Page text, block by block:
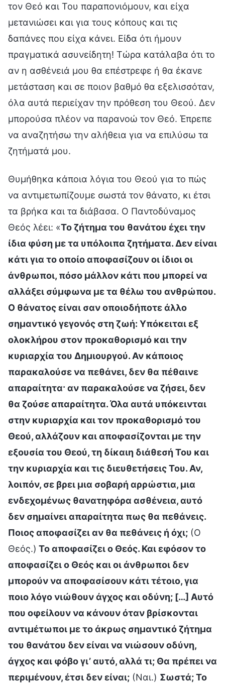
τον Θεό και Του παραπονιόμουν, και είχα
μετανιώσει και για τους κόπους και τις
δαπάνες που είχα κάνει. Είδα ότι ήμουν
πραγματικά ασυνείδητη! Τώρα κατάλαβα ότι το
αν η ασθένειά μου θα επέστρεφε ή θα έκανε
μετάσταση και σε ποιον βαθμό θα εξελισσόταν,
όλα αυτά περιείχαν την πρόθεση του Θεού. Δεν
μπορούσα πλέον να παρανοώ τον Θεό. Έπρεπε
να αναζητήσω την αλήθεια για να επιλύσω τα
ζητήματά μου.
Θυμήθηκα κάποια λόγια του Θεού για το πώς
να αντιμετωπίζουμε σωστά τον θάνατο, κι έτσι
τα βρήκα και τα διάβασα. Ο Παντοδύναμος
Θεός λέει: «Το ζήτημα του θανάτου έχει την
ίδια φύση με τα υπόλοιπα ζητήματα. Δεν είναι
κάτι για το οποίο αποφασίζουν οι ίδιοι οι
άνθρωποι, πόσο μάλλον κάτι που μπορεί να
αλλάξει σύμφωνα με τα θέλω του ανθρώπου.
Ο θάνατος είναι σαν οποιοδήποτε άλλο
σημαντικό γεγονός στη ζωή: Υπόκειται εξ
ολοκλήρου στον προκαθορισμό και την
κυριαρχία του Δημιουργού. Αν κάποιος
παρακαλούσε να πεθάνει, δεν θα πέθαινε
απαραίτητα· αν παρακαλούσε να ζήσει, δεν
θα ζούσε απαραίτητα. Όλα αυτά υπόκεινται
στην κυριαρχία και τον προκαθορισμό του
Θεού, αλλάζουν και αποφασίζονται με την
εξουσία του Θεού, τη δίκαιη διάθεσή Του και
την κυριαρχία και τις διευθετήσεις Του. Αν,
λοιπόν, σε βρει μια σοβαρή αρρώστια, μια
ενδεχομένως θανατηφόρα ασθένεια, αυτό
δεν σημαίνει απαραίτητα πως θα πεθάνεις.
Ποιος αποφασίζει αν θα πεθάνεις ή όχι; (Ο
Θεός.) Το αποφασίζει ο Θεός. Και εφόσον το
αποφασίζει ο Θεός και οι άνθρωποι δεν
μπορούν να αποφασίσουν κάτι τέτοιο, για
ποιο λόγο νιώθουν άγχος και οδύνη; […] Αυτό
που οφείλουν να κάνουν όταν βρίσκονται
αντιμέτωποι με το άκρως σημαντικό ζήτημα
του θανάτου δεν είναι να νιώσουν οδύνη,
άγχος και φόβο γι’ αυτό, αλλά τι; Θα πρέπει να
περιμένουν, έτσι δεν είναι; (Ναι.) Σωστά; Το